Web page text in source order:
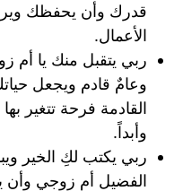
قدرك وأن يحفظك
الأعمال.
ربي يتقبل منك يا
وعامٌ قادم ويجعل
القادمة فرحة تتغير
وأبداً.
ربي يكتب لكِ الخير
الفضيل أم زوجي وأن